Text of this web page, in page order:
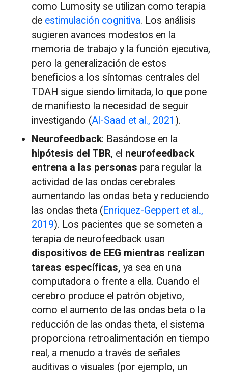
como Lumosity se utilizan como terapia
de estimulación cognitiva. Los análisis
sugieren avances modestos en la
memoria de trabajo y la función ejecutiva,
pero la generalización de estos
beneficios a los síntomas centrales del
TDAH sigue siendo limitada, lo que pone
de manifiesto la necesidad de seguir
investigando (Al-Saad et al., 2021 ).
Neurofeedback: Basándose en la
hipótesis del TBR, el neurofeedback
entrena a las personas para regular la
actividad de las ondas cerebrales
aumentando las ondas beta y reduciendo
las ondas theta (Enriquez-Geppert et al.,
2019). Los pacientes que se someten a
terapia de neurofeedback usan
dispositivos de EEG mientras realizan
tareas específicas, ya sea en una
computadora o frente a ella. Cuando el
cerebro produce el patrón objetivo,
como el aumento de las ondas beta o la
reducción de las ondas theta, el sistema
proporciona retroalimentación en tiempo
real, a menudo a través de señales
auditivas o visuales (por ejemplo, un